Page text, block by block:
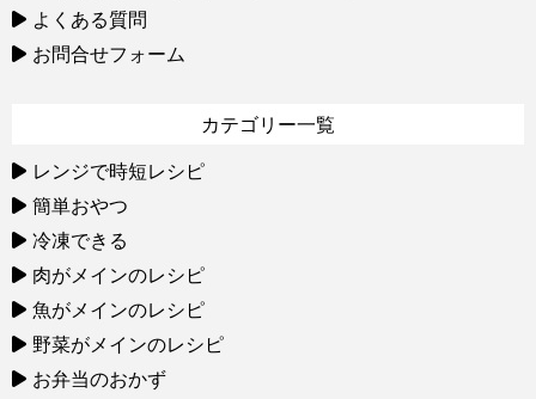
よくある質問
お問合せフォーム
カテゴリー一覧
レンジで時短レシピ
簡単おやつ
冷凍できる
肉がメインのレシピ
魚がメインのレシピ
野菜がメインのレシピ
お弁当のおかず